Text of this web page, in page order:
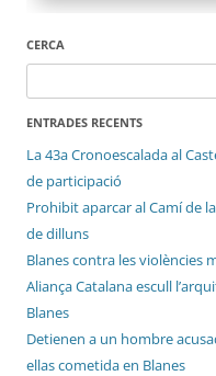
CERCA
ENTRADES RECENTS
La 43a Cronoescalada al
de participació
Prohibit aparcar al Camí de
de dilluns
Blanes contra les violències
Aliança Catalana escull
Blanes
Detienen a un hombre
ellas cometida en Blanes